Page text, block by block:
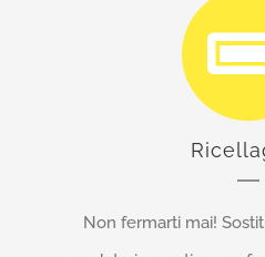
Non fermarti mai!